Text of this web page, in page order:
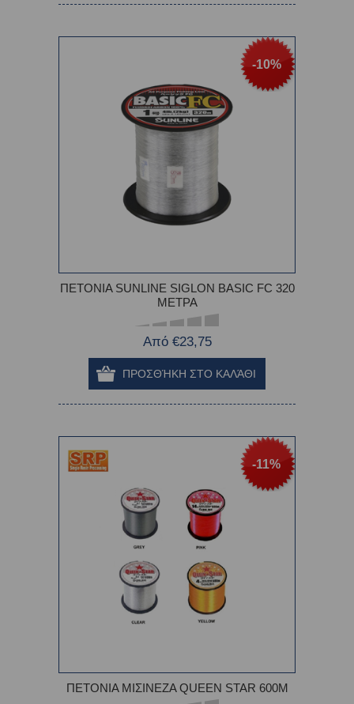
-10%
ΠΕΤΟΝΙΑ SUNLINE SIGLON BASIC FC 320
ΜΕΤΡΑ
Από €23,75
-11%
ΠΕΤΟΝΙΑ ΜΙΣΙΝΕΖΑ QUEEN STAR 600Μ